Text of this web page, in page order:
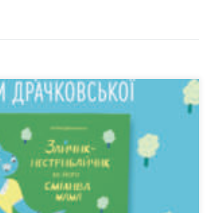
целанівському центрі
5 жовтня о 17:30 відбудеться
чернівецької письменниці та
«Зайчик-нестрибайчик та
світ у дитячому арт-
«Вихід цієї книжки вважаю головною